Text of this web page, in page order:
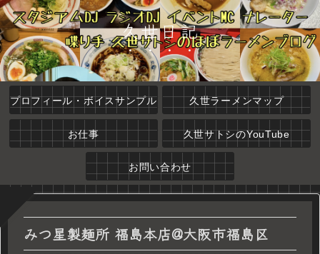
久世日記
プロフィール・ボイスサンプル 久世ラーメンマップ
お仕事 久世サトシのYouTube
お問い合わせ
みつ星製麺所 福島本店@大阪市福島区